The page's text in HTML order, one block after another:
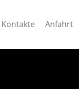
Kontakte Anfahrt